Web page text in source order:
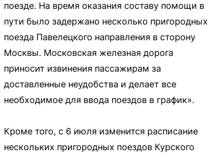
поезде. На время оказания составу помощи в
пути было задержано несколько пригородных
поезда Павелецкого направления в сторону
Москвы. Московская железная дорога
приносит извинения пассажирам за
доставленные неудобства и делает все
необходимое для ввода поездов в график».
Кроме того, с 6 июля изменится расписание
нескольких пригородных поездов Курского